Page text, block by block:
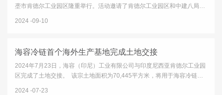
垄市肯德尔工业园区隆重举行。活动邀请了肯德尔工业园区和中建八局的
2024 09-10
海容冷链首个海外生产基地完成土地交接
2024年7月23日，海容（印尼）工业有限公司与印度尼西亚肯德尔工业园
区完成了土地交接。 该宗土地面积为70,445平方米，将用于海容冷链首
2024 07-23